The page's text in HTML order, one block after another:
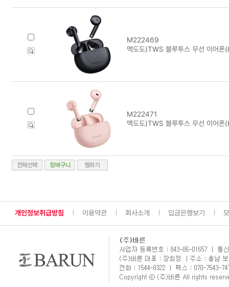
M222469
맥도도)TWS 블루투스 무선 이어
M222471
맥도도)TWS 블루투스 무선 이어
개인정보취급방침 이용약관 회사소개 입금은행보기